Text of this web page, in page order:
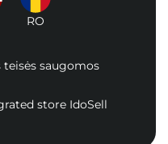
RO
teisės saugomos